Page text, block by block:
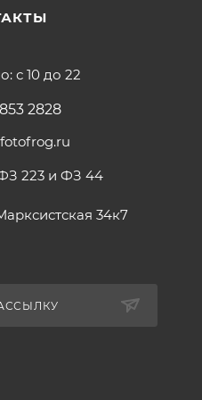
с 10 до 22
2828
223 и ФЗ 44
34к7